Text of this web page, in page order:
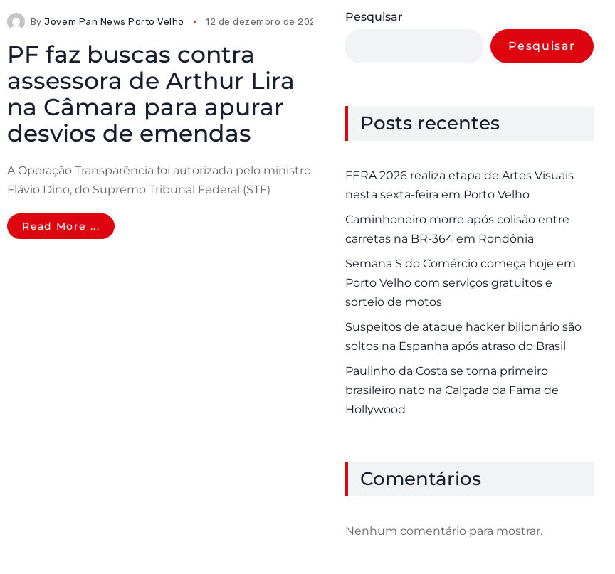
ByJovem Pan News Porto Velho 12 de dezembro de 2025 0 Comments
PF faz buscas contra
assessora de Arthur Lira
na Câmara para apurar
desvios de emendas
A Operação Transparência foi autorizada pelo ministro
Flávio Dino, do Supremo Tribunal Federal (STF)
Read More ...
Pesquisar
Pesquisar
Posts recentes
FERA 2026 realiza etapa de Artes Visuais
nesta sexta-feira em Porto Velho
Caminhoneiro morre após colisão entre
carretas na BR-364 em Rondônia
Semana S do Comércio começa hoje em
Porto Velho com serviços gratuitos e
sorteio de motos
Suspeitos de ataque hacker bilionário são
soltos na Espanha após atraso do Brasil
Paulinho da Costa se torna primeiro
brasileiro nato na Calçada da Fama de
Hollywood
Comentários
Nenhum comentário para mostrar.